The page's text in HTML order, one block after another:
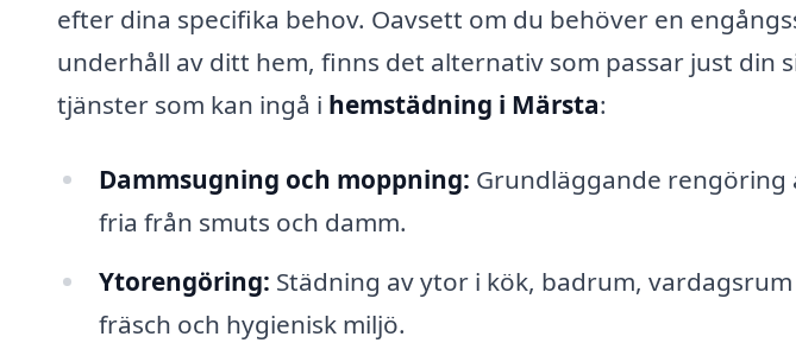
efter dina specifika behov. Oavsett om du behöver en
underhåll av ditt hem, finns det alternativ som passar just din
tjänster som kan ingå i hemstädning i Märsta:
Dammsugning och moppning: Grundläggande
fria från smuts och damm.
Ytorengöring: Städning av ytor i kök, badrum,
fräsch och hygienisk miljö.